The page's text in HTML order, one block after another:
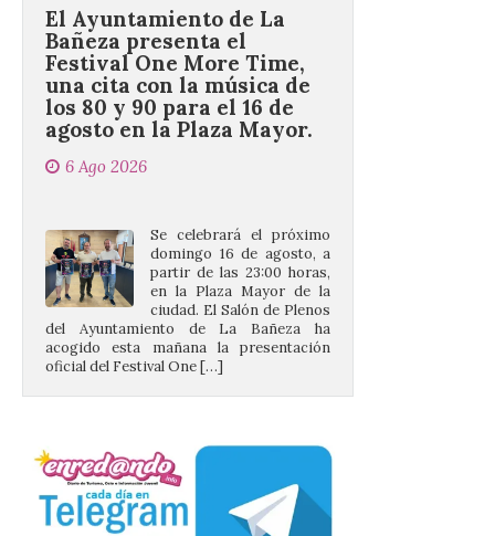
Festival One More Time,
una cita con la música de
los 80 y 90 para el 16 de
agosto en la Plaza Mayor.
6 Ago 2026
partir de las 23:00 horas,
en la Plaza Mayor de la
ciudad. El Salón de Plenos
del Ayuntamiento de La Bañeza ha
acogido esta mañana la presentación
oficial del Festival One […]
puede causar daños
irreversibles en la retina”
6 Ago 2026